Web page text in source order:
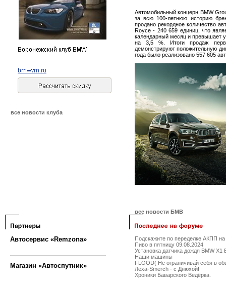
все новости клуба
Автомобильный концерн BMW
за всю 100-летнюю историю
продано рекордное количество
Royce - 240 659 единиц, что
календарный месяц и превышает
на 3,5 %. Итоги продаж
демонстрируют положительную
года было реализовано 557 605
все новости БМВ
Автосервис «Remzona»
Магазин «Автоспутник»
Подскажите по переделке АКПП
Пиво в пятницу 09.08.2024
Установка датчика дождя BMW X1
Наши машины
FLOOD( Не ограничивай себя в
Леха-Smerch - с Днюхой!
Хроники Баварского Ведёрка.